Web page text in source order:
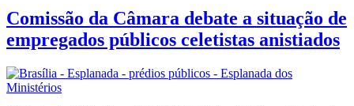
Comissão da Câmara debate a situação de
empregados públicos celetistas anistiados